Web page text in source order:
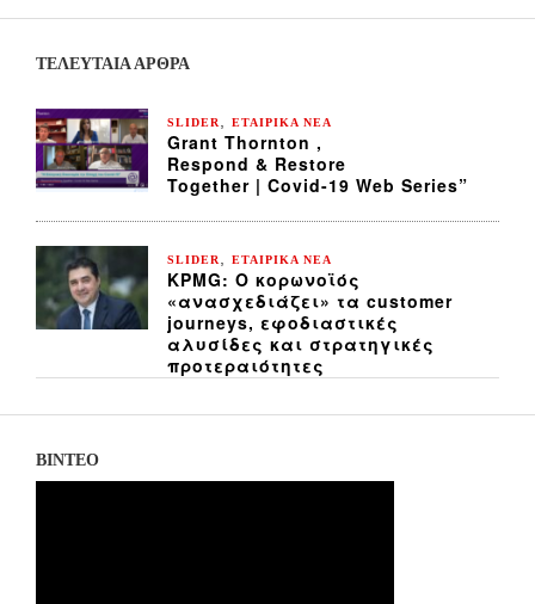
ΤΕΛΕΥΤΑΙΑ ΆΡΘΡΑ
SLIDER, ΕΤΑΙΡΙΚΑ ΝΕΑ
Grant Thornton ,
Respond & Restore
Together | Covid-19 Web Series”
SLIDER, ΕΤΑΙΡΙΚΑ ΝΕΑ
KPMG: Ο κορωνοϊός
«ανασχεδιάζει» τα customer
journeys, εφοδιαστικές
αλυσίδες και στρατηγικές
προτεραιότητες
ΒΙΝΤΕΟ